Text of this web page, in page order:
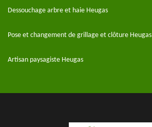
Dessouchage arbre et haie Heugas
Pose et changement de grillage et clôture Heugas
Artisan paysagiste Heugas